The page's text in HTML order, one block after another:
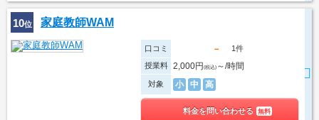
10位 家庭教師WAM
口コミ －
1件
授業料
2,000円(税込) ～/時間
対象 小 中 高
料金を問い合わせる 無料